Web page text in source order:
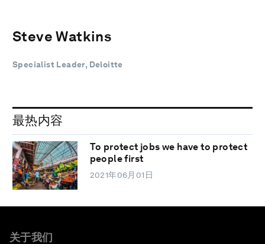
Steve Watkins
Specialist Leader, Deloitte
最热内容
To protect jobs we have to protect
people first
2021年06月01日
关于我们